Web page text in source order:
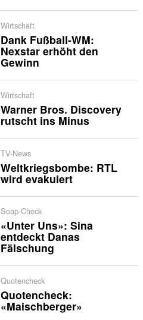
Wirtschaft
Dank Fußball-WM:
Nexstar erhöht den
Gewinn
Wirtschaft
Warner Bros. Discovery
rutscht ins Minus
TV-News
Weltkriegsbombe: RTL
wird evakuiert
Soap-Check
«Unter Uns»: Sina
entdeckt Danas
Fälschung
Quotencheck
Quotencheck:
«Maischberger»